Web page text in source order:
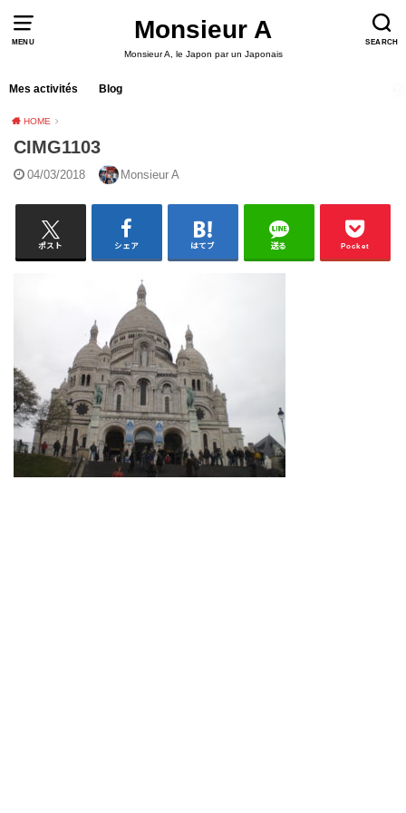
MENU SEARCH
Monsieur A
Monsieur A, le Japon par un Japonais
Mes activités Blog
HOME
CIMG1103
04/03/2018 Monsieur A
ポスト シェア はてブ 送る Pocket